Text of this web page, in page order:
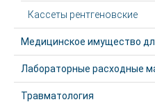
Кассеты рентгеновские
Медицинское имущество
Лабораторные расходные
Травматология